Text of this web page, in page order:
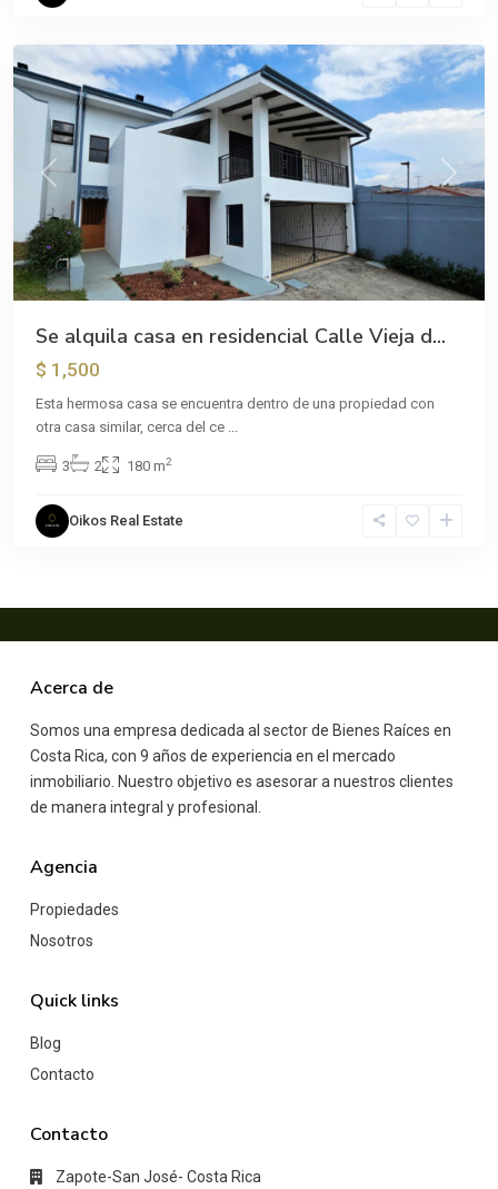
Previous Next
Se alquila casa en residencial Calle Vieja d...
$ 1,500
Esta hermosa casa se encuentra dentro de una propiedad con
otra casa similar, cerca del ce
3 2 180 m2
Oikos Real Estate
Acerca de
Somos una empresa dedicada al sector de Bienes Raíces en
Costa Rica, con 9 años de experiencia en el mercado
inmobiliario. Nuestro objetivo es asesorar a nuestros clientes
de manera integral y profesional.
Agencia
Propiedades
Nosotros
Quick links
Blog
Contacto
Contacto
Zapote-San José- Costa Rica